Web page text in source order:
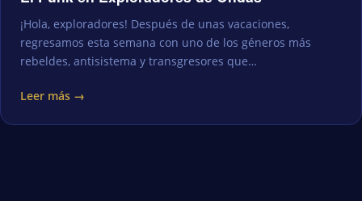
¡Hola, exploradores! Después de unas vacaciones,
regresamos esta semana con uno de los géneros más
rebeldes, antisistema y transgresores que…
Leer más →